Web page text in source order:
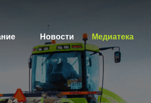
Новости Медиатека